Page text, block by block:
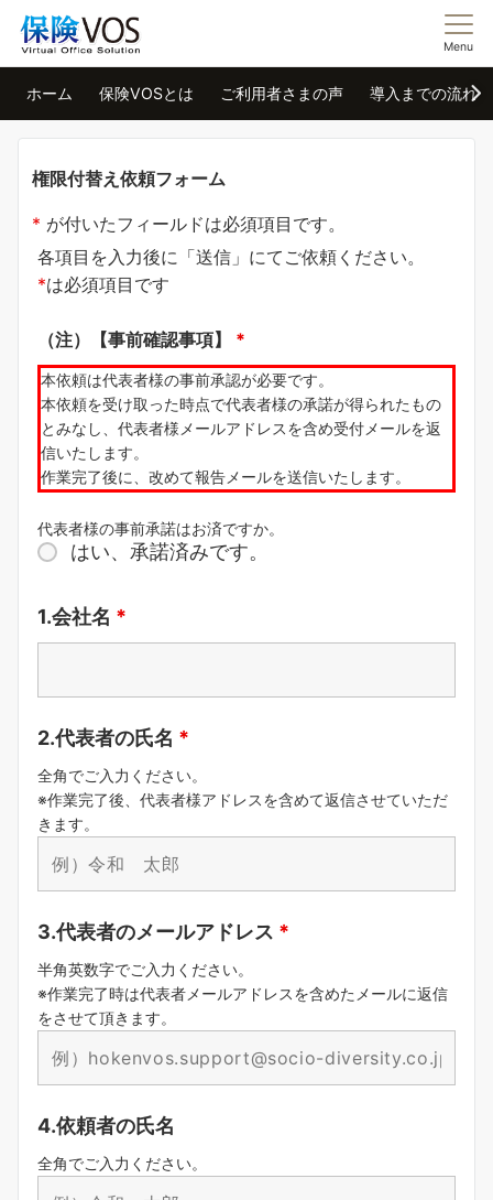
Menu
ホーム 保険VOSとは ご利用者さまの声 導入までの流れ
権限付替え依頼フォーム
* が付いたフィールドは必須項目です。
各項目を入力後に「送信」にてご依頼ください。
*は必須項目です
（注）【事前確認事項】 *
はい、承諾済みです。
本依頼は代表者様の事前承認が必要です。
本依頼を受け取った時点で代表者様の承諾が得られたもの
とみなし、代表者様メールアドレスを含め受付メールを返
信いたします。
作業完了後に、改めて報告メールを送信いたします。
代表者様の事前承諾はお済ですか。
1.会社名 *
2.代表者の氏名 *
全角でご入力ください。
※作業完了後、代表者様アドレスを含めて返信させていただ
きます。
3.代表者のメールアドレス *
半角英数字でご入力ください。
※作業完了時は代表者メールアドレスを含めたメールに返信
をさせて頂きます。
4.依頼者の氏名
全角でご入力ください。